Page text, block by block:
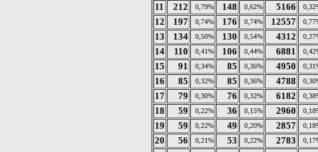
11 212 0,79% 148 0,62% 5166
12 197 0,74% 176 0,74% 12557
13 134 0,50% 130 0,54% 4312
14 110 0,41% 106 0,44% 6881
15 91 0,34% 85 0,36% 4950
16 85 0,32% 85 0,36% 4788
17 79 0,30% 76 0,32% 6182
18 59 0,22% 36 0,15% 2960
19 59 0,22% 49 0,20% 2857
20 56 0,21% 53 0,22% 2783